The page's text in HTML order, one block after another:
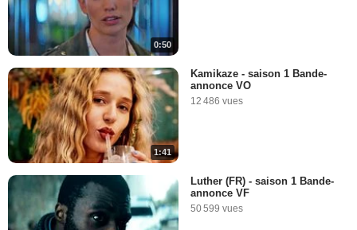
0:50
1:41
Kamikaze - saison 1 Bande-
annonce VO
12 486 vues
Luther (FR) - saison 1 Bande-
annonce VF
50 599 vues